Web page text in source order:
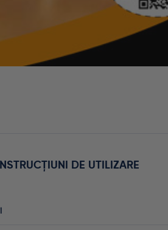
INSTRUCȚIUNI DE UTILIZARE